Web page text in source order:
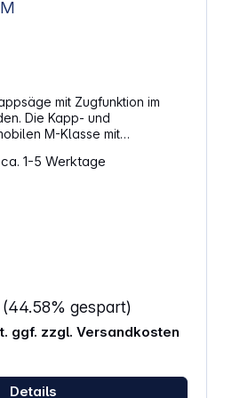
mit Zugfunktion im
Die Kapp- und
M-Klasse mit
Werkzeug für Profis und
und
Druckguss für harten
Sichere Fixierung
Schnellspannzwinge
der Arbeitsposition
Metabo
1-5 Werktage
(44.58% gespart)
ggf. zzgl. Versandkosten
Details